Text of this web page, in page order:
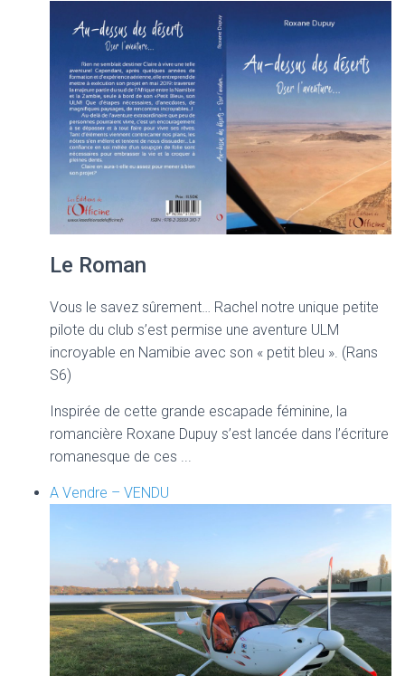
Le Roman
Vous le savez sûrement… Rachel notre unique petite
pilote du club s’est permise une aventure ULM
incroyable en Namibie avec son « petit bleu ». (Rans
S6)
Inspirée de cette grande escapade féminine, la
romancière Roxane Dupuy s’est lancée dans l’écriture
romanesque de ces ...
A Vendre – VENDU